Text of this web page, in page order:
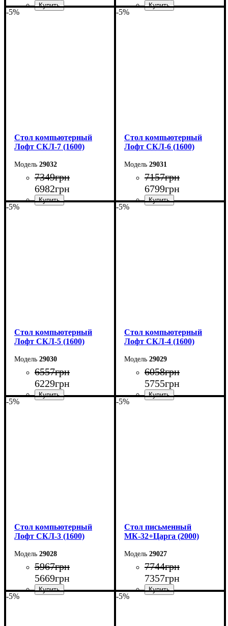
-5%
Стол компьютерный
Лофт СКЛ-7 (1600)
29032
7349грн
6982грн
-5%
Стол компьютерный
Лофт СКЛ-6 (1600)
29031
7157грн
6799грн
-5%
Стол компьютерный
Лофт СКЛ-5 (1600)
29030
6557грн
6229грн
-5%
Стол компьютерный
Лофт СКЛ-4 (1600)
29029
6058грн
5755грн
-5%
Стол компьютерный
Лофт СКЛ-3 (1600)
29028
5967грн
5669грн
-5%
Cтол письменный
МК-32+Царга (2000)
29027
7744грн
7357грн
-5% -5%